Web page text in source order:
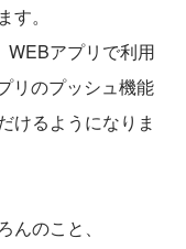
。
WEBアプリで利用
リのプッシュ機能
けるようになりま
のこと、